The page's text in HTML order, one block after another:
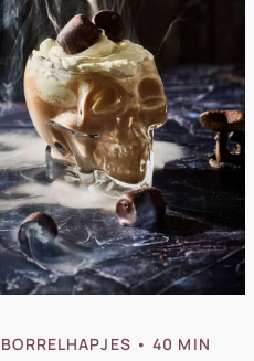
BORRELHAPJES • 40 MIN